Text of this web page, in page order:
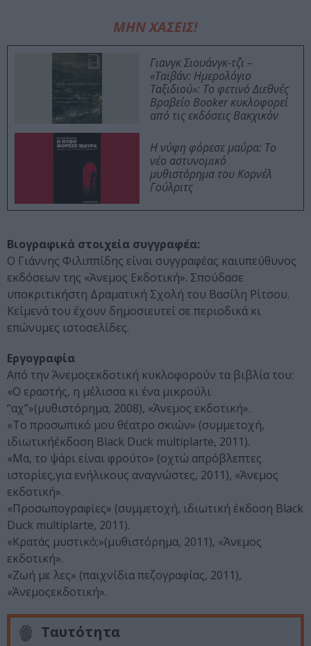
ΜΗΝ ΧΑΣΕΙΣ!
Γιανγκ Σιουάνγκ-τζι –
«Ταϊβάν: Ημερολόγιο
Ταξιδιού»: Το φετινό Διεθνές
Βραβείο Booker κυκλοφορεί
από τις εκδόσεις Βακχικόν
Η νύφη φόρεσε μαύρα: Το
νέο αστυνομικό
μυθιστόρημα του Κορνέλ
Γούλριτς
Βιογραφικά στοιχεία συγγραφέα:
Ο Γιάννης Φιλιππίδης είναι συγγραφέας καιυπεύθυνος
εκδόσεων της «Άνεμος Εκδοτική». Σπούδασε
υποκριτικήστη Δραματική Σχολή του Βασίλη Ρίτσου.
Κείμενά του έχουν δημοσιευτεί σε περιοδικά κι
επώνυμες ιστοσελίδες.
Εργογραφία
Aπό την Άνεμοςεκδοτική κυκλοφορούν τα βιβλία του:
«Ο εραστής, η μέλισσα κι ένα μικρούλι
“αχ”»(μυθιστόρημα, 2008), «Άνεμος εκδοτική».
«Το προσωπικό μου θέατρο σκιών» (συμμετοχή,
ιδιωτικήέκδοση Black Duck multiplarte, 2011).
«Μα, το ψάρι είναι φρούτο» (οχτώ απρόβλεπτες
ιστορίες,για ενήλικους αναγνώστες, 2011), «Άνεμος
εκδοτική».
«Προσωπογραφίες» (συμμετοχή, ιδιωτική έκδοση Black
Duck multiplarte, 2011).
«Κρατάς μυστικό;»(μυθιστόρημα, 2011), «Άνεμος
εκδοτική».
«Ζωή με λες» (παιχνίδια πεζογραφίας, 2011),
«Άνεμοςεκδοτική».
Ταυτότητα